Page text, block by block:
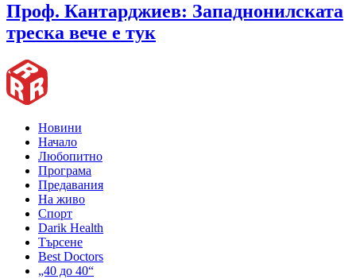
Проф. Кантарджиев: Западнонилската
треска вече е тук
Новини
Начало
Любопитно
Програма
Предавания
На живо
Спорт
Darik Health
Търсене
Best Doctors
„40 до 40“